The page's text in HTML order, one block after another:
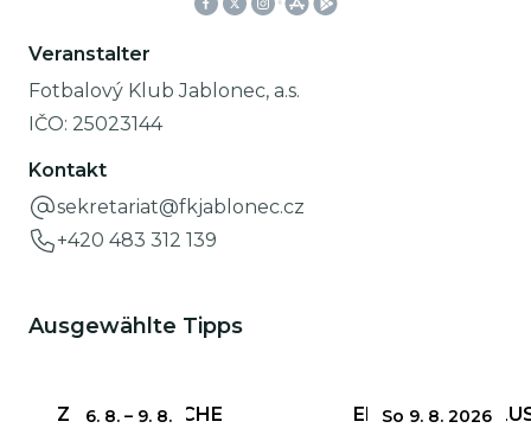
Veranstalter
Fotbalový Klub Jablonec, a.s.
IČO: 25023144
Kontakt
sekretariat@fkjablonec.cz
+420 483 312 139
Ausgewählte Tipps
6. 8. – 9. 8.
ZERBRECHLICHE
So 9. 8. 2026